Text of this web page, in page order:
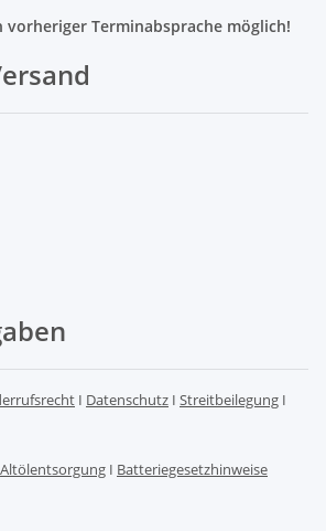
vorheriger Terminabsprache möglich!
I Datenschutz I Streitbeilegung I
Altölentsorgung I Batteriegesetzhinweise